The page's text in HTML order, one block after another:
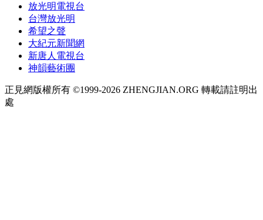
放光明電視台
台灣放光明
希望之聲
大紀元新聞網
新唐人電視台
神韻藝術團
正見網版權所有 ©1999-2026 ZHENGJIAN.ORG 轉載請註明出
處